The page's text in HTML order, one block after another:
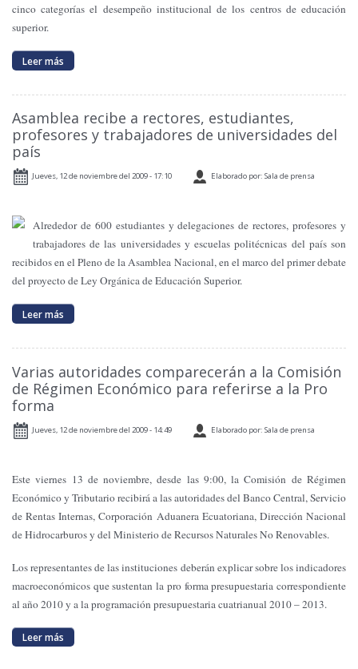
cinco categorías el desempeño institucional de los centros de educación
superior.
Leer más
Asamblea recibe a rectores, estudiantes,
profesores y trabajadores de universidades del
país
Jueves, 12 de noviembre del 2009 - 17:10 Elaborado por: Sala de prensa
Alrededor de 600 estudiantes y delegaciones de rectores, profesores y
trabajadores de las universidades y escuelas politécnicas del país son
recibidos en el Pleno dela Asamblea Nacional, en el marco del primer debate
del proyecto de Ley Orgánica de Educación Superior.
Leer más
Varias autoridades comparecerán a la Comisión
de Régimen Económico para referirse a la Pro
forma
Jueves, 12 de noviembre del 2009 - 14:49 Elaborado por: Sala de prensa
Este viernes 13 de noviembre, desde las 9:00,la Comisión de Régimen
Económico y Tributario recibirá a las autoridades del Banco Central, Servicio
de Rentas Internas, Corporación Aduanera Ecuatoriana, Dirección Nacional
de Hidrocarburos y del Ministerio de Recursos Naturales No Renovables.
Los representantes de las instituciones deberán explicar sobre los indicadores
macroeconómicos que sustentan la pro forma presupuestaria correspondiente
al año 2010 y a la programación presupuestaria cuatrianual 2010 – 2013.
Leer más